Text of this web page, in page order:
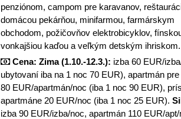
penziónom, campom pre karavanov,
domácou pekárňou, minifarmou, farmárskym
obchodom, požičovňov elektrobicyklov,
vonkajšiou kaďou a veľkým detským ihriskom.
Cena: Zima (1.10.-12.3.): izba 60 EUR/
ubytovaní iba na 1 noc 70 EUR), apartmán
80 EUR/apartmán/noc (iba 1 noc 90 EUR),
apartmáne 20 EUR/noc (iba 1 noc 25 EUR).
izba 90 EUR/izba/noc, apartmán 110 EUR/apt/